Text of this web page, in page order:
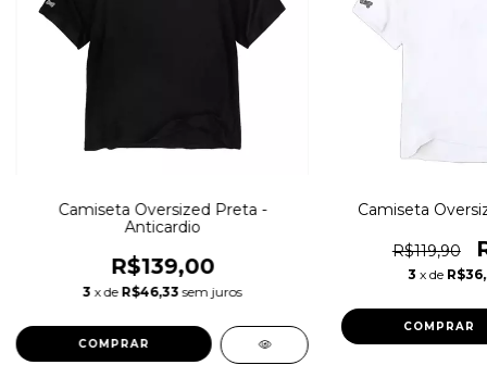
Camiseta Oversized Preta -
Anticardio
R$139,00
3 x de R$46,33 sem juros
COMPRAR
Camiseta
R$119,90
3 x de
COMPRAR